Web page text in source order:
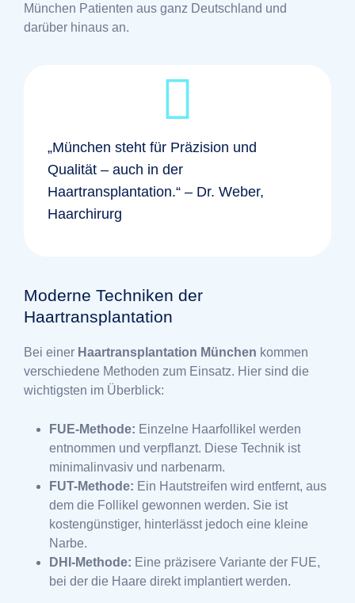
München Patienten aus ganz Deutschland und
darüber hinaus an.
„München steht für Präzision und
Qualität – auch in der
Haartransplantation.“ – Dr. Weber,
Haarchirurg
Moderne Techniken der
Haartransplantation
Bei einer Haartransplantation München kommen
verschiedene Methoden zum Einsatz. Hier sind die
wichtigsten im Überblick:
FUE-Methode: Einzelne Haarfollikel werden
entnommen und verpflanzt. Diese Technik ist
minimalinvasiv und narbenarm.
FUT-Methode: Ein Hautstreifen wird entfernt, aus
dem die Follikel gewonnen werden. Sie ist
kostengünstiger, hinterlässt jedoch eine kleine
Narbe.
DHI-Methode: Eine präzisere Variante der FUE,
bei der die Haare direkt implantiert werden.